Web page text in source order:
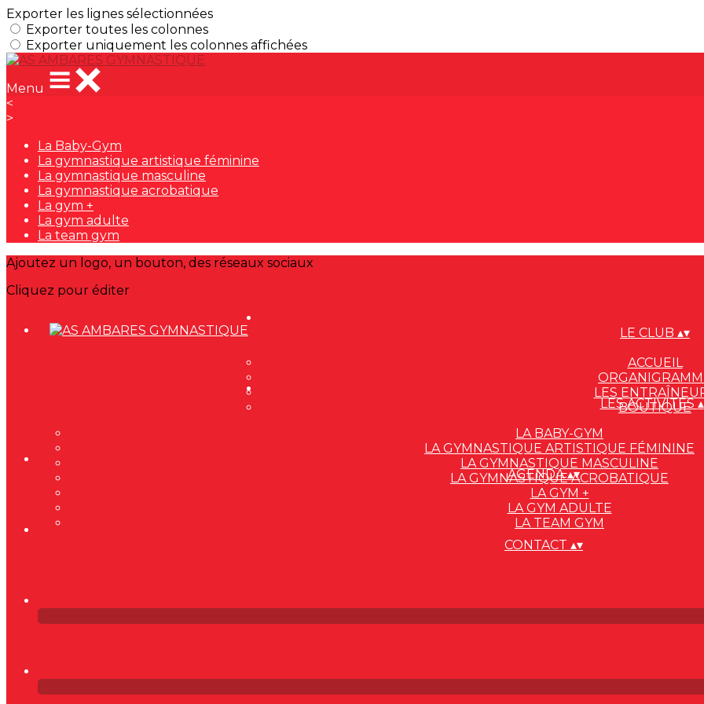
Exporter les lignes sélectionnées
Exporter toutes les colonnes
Exporter uniquement les colonnes affichées
Menu
<
>
La Baby-Gym
La gymnastique artistique féminine
La gymnastique masculine
La gymnastique acrobatique
La gym +
La gym adulte
La team gym
Ajoutez un logo, un bouton, des réseaux sociaux
Cliquez pour éditer
LE CLUB ▴▾
ACCUEIL
LES
BOUTIQUE
LES ACTIVITÉS▴
LA BABY-GYM
LA GYMNASTIQUE ARTISTIQUE FÉMININE
LA GYMNASTIQUE MASCULINE
LA GYMNASTIQUE ACROBATIQUE
LA GYM +
LA GYM ADULTE
LA TEAM GYM
AGENDA▴▾
CONTACT ▴▾